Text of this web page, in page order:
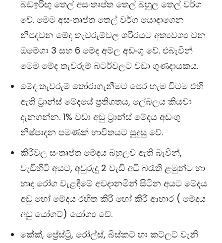
බඩඉරිඟු තෙල් අසංතෘප්ත තෙල් බහුල තෙල් වර්ග
වේ. මෙම අසංතෘප්ත තෙල් වර්ග යොදාගෙන
නිපදවන මේද තැවරුම්වල ශරීරයට අත්‍යවශ්‍ය වන
ඔමේගා 3 සහ 6 මේද අම්ල අඩංගු වේ. එබැවින්
මෙම මේද තැවරුම් බටර්වලට වඩා ගුණදායකය.
මේද තැවරුම් තෝරාගැනීමට පෙර හැම විටම එහි
ඇති ට්‍රාන්ස් මේදයේ ප්‍රතිශතය, ලේබලය කියවා
දැනගන්න. 1% වඩා අඩු ට්‍රාන්ස් මේදය අඩංගු
නිෂ්පාදන පමණක් භාවිතයට සුදුසු වේ.
කිරිවල සංතෘප්ත මේදය බහුලව ඇති බැවින්,
වැඩිහිටි අයට, අවුරුදු 2 වැඩි අධි බරැති ළමුන්ට හා
හෘද රෝග වැළඳීමේ අවදානමින් සිටින අයට මේදය
අඩු හෝ මේදය රහිත කිරි හෝ කිරි ආහාර ( මේදය
අඩු යෝගට්) යෝග්‍ය වේ.
කේක්, ප්‍රේස්ට්‍රි, රෝල්ස්, බිස්කට් හා කට්ලට් වැනි